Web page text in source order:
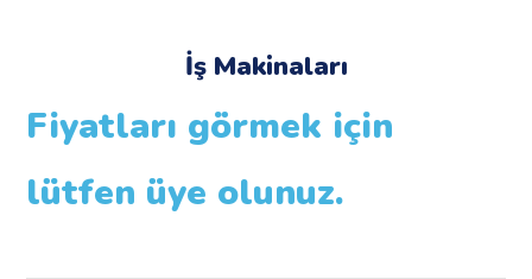
İş Makinaları
Fiyatları görmek için
lütfen üye olunuz.